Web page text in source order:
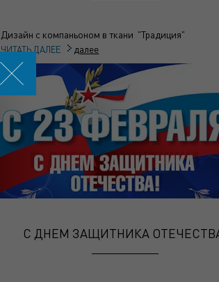
Дизайн с компаньоном в ткани "Традиция"
ЧИТАТЬ ДАЛЕЕ далее
С ДНЕМ ЗАЩИТНИКА